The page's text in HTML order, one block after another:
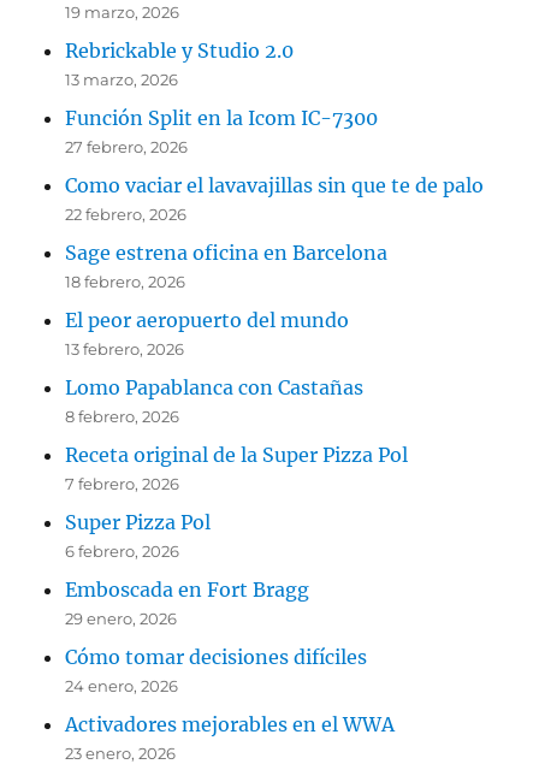
19 marzo, 2026
Rebrickable y Studio 2.0
13 marzo, 2026
Función Split en la Icom IC-7300
27 febrero, 2026
Como vaciar el lavavajillas sin que te de palo
22 febrero, 2026
Sage estrena oficina en Barcelona
18 febrero, 2026
El peor aeropuerto del mundo
13 febrero, 2026
Lomo Papablanca con Castañas
8 febrero, 2026
Receta original de la Super Pizza Pol
7 febrero, 2026
Super Pizza Pol
6 febrero, 2026
Emboscada en Fort Bragg
29 enero, 2026
Cómo tomar decisiones difíciles
24 enero, 2026
Activadores mejorables en el WWA
23 enero, 2026